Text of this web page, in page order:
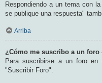
Respondiendo a un tema con
se publique una respuesta"
Arriba
¿Cómo me suscribo a un foro
Para suscribirse a un foro
"Suscribir Foro".